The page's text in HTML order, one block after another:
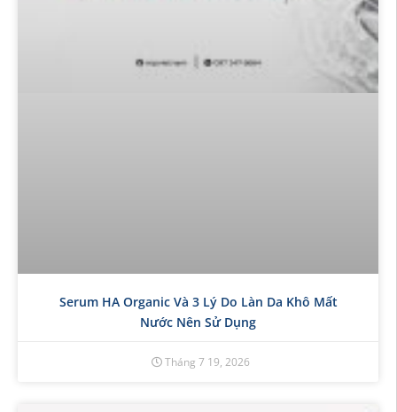
Serum HA Organic Và 3 Lý Do Làn Da Khô Mất
Nước Nên Sử Dụng
Tháng 7 19, 2026